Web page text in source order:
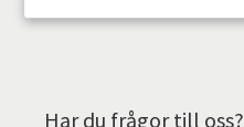
Har du frågor till oss?